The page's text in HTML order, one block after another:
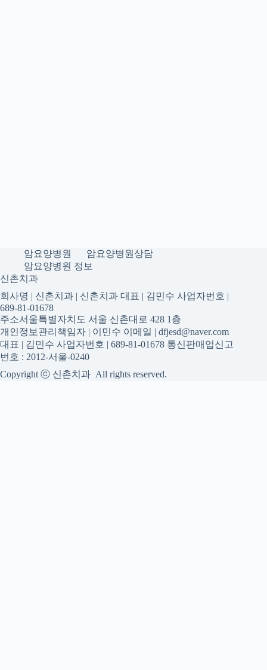
암요양병원
암요양병원상담
암요양병원 정보
신촌치과
회사명 | 신촌치과 | 신촌치과 대표 | 김민수 사업자번호 |
689-81-01678
주소서울특별자치도 서울 신촌대로 428 1층
개인정보관리책임자 | 이민수 이메일 | dfjesd@naver.com
대표 | 김민수 사업자번호 | 689-81-01678 통신판매업신고
번호 : 2012-서울-0240
Copyright ⓒ 신촌치과 All rights reserved.